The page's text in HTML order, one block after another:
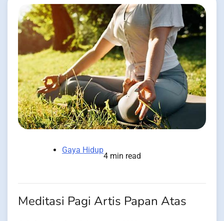
Gaya Hidup
4 min read
Meditasi Pagi Artis Papan Atas